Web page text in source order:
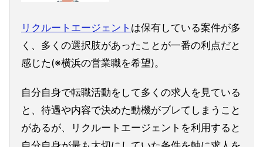
リクルートエージェント は保有している案件が多
く、多くの選択肢があったことが一番の利点だと
感じた(※横浜の営業職を希望)。
自分自身で転職活動をして多くの求人を見ている
と、待遇や内容で決めた動機がブレてしまうこと
があるが、リクルートエージェントを利用すると